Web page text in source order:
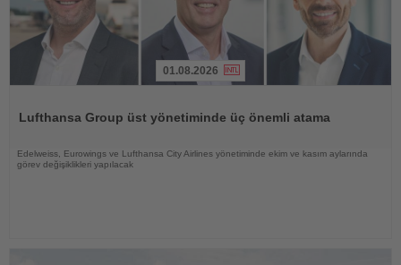
01.08.2026
Lufthansa Group üst yönetiminde üç önemli atama
Edelweiss, Eurowings ve Lufthansa City Airlines yönetiminde ekim ve kasım aylarında
görev değişiklikleri yapılacak